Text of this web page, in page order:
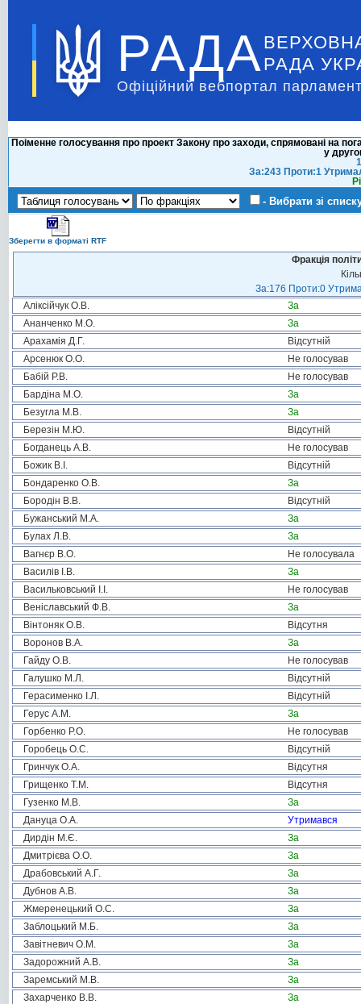
РАДА РАДА
Офіційний вебпортал
Поіменне голосування про проект Закону про заходи, спрямовані на
у
За:243 Проти:1
- Вибрати зі
Зберегти в форматі RTF
Фракція
За:176 Проти:0
Аліксійчук О.В.
За
Ананченко М.О.
За
Арахамія Д.Г.
Відсутній
Арсенюк О.О.
Не голосував
Бабій Р.В.
Не голосував
Бардіна М.О.
За
Безугла М.В.
За
Березін М.Ю.
Відсутній
Богданець А.В.
Не голосував
Божик В.І.
Відсутній
Бондаренко О.В.
За
Бородін В.В.
Відсутній
Бужанський М.А.
За
Булах Л.В.
За
Вагнєр В.О.
Не голосувала
Василів І.В.
За
Васильковський І.І.
Не голосував
Веніславський Ф.В.
За
Вінтоняк О.В.
Відсутня
Воронов В.А.
За
Гайду О.В.
Не голосував
Галушко М.Л.
Відсутній
Герасименко І.Л.
Відсутній
Герус А.М.
За
Горбенко Р.О.
Не голосував
Горобець О.С.
Відсутній
Гринчук О.А.
Відсутня
Грищенко Т.М.
Відсутня
Гузенко М.В.
За
Дануца О.А.
Утримався
Дирдін М.Є.
За
Дмитрієва О.О.
За
Драбовський А.Г.
За
Дубнов А.В.
За
Жмеренецький О.С.
За
Заблоцький М.Б.
За
Завітневич О.М.
За
Задорожний А.В.
За
Заремський М.В.
За
Захарченко В.В.
За